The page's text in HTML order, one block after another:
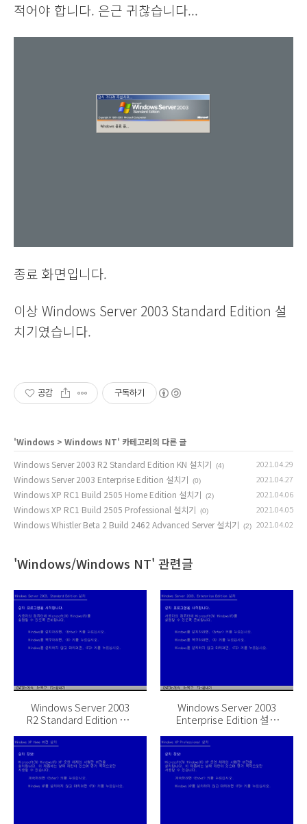
적어야 합니다. 은근 귀찮습니다...
종료 화면입니다.
이상 Windows Server 2003 Standard Edition 설
치기였습니다.
공감 구독하기
'Windows > Windows NT' 카테고리의 다른 글
Windows Server 2003 R2 Standard Edition KN 설치기
(4) 2021.04.29
Windows Server 2003 Enterprise Edition 설치기 (0) 2021.04.27
Windows XP RC1 Build 2505 Home Edition 설치기 (2) 2021.04.06
Windows XP RC1 Build 2505 Professional 설치기 (0) 2021.04.05
Windows Whistler Beta 2 Build 2462 Advanced Server 설치기 (2) 2021.04.02
'Windows/Windows NT' 관련글
Windows Server 2003
R2 Standard Edition KN
Windows Server 2003
Enterprise Edition 설치